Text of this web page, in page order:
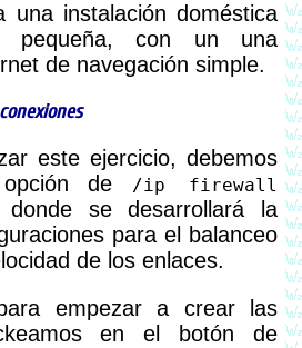
pequeña, con un una
de navegación simple.
de
/ip firewall
se desarrollará la
para el balanceo
de los enlaces.
en el botón de